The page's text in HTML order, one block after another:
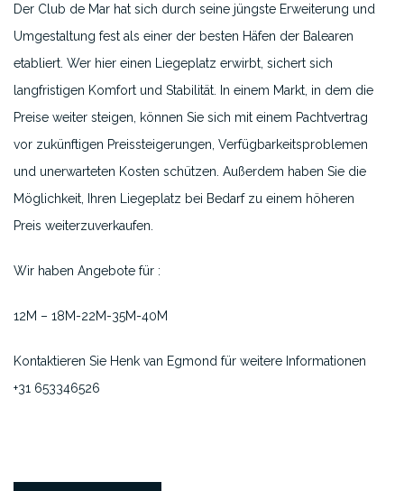
Der Club de Mar hat sich durch seine jüngste Erweiterung und
Umgestaltung fest als einer der besten Häfen der Balearen
etabliert. Wer hier einen Liegeplatz erwirbt, sichert sich
langfristigen Komfort und Stabilität. In einem Markt, in dem die
Preise weiter steigen, können Sie sich mit einem Pachtvertrag
vor zukünftigen Preissteigerungen, Verfügbarkeitsproblemen
und unerwarteten Kosten schützen. Außerdem haben Sie die
Möglichkeit, Ihren Liegeplatz bei Bedarf zu einem höheren
Preis weiterzuverkaufen.
Wir haben Angebote für :
12M – 18M-22M-35M-40M
Kontaktieren Sie Henk van Egmond für weitere Informationen
+31 653346526